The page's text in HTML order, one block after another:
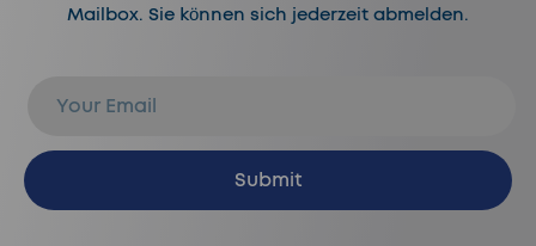
Mailbox. Sie können sich jederzeit abmelden.
Abonnieren
Submit